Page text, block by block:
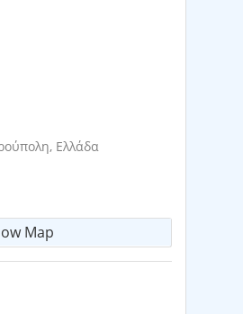
Ελλάδα
Map